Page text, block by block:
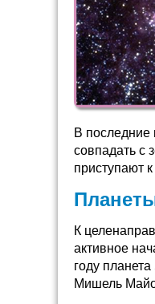
В последние
совпадать с
приступают
К
активное
году
Мишель